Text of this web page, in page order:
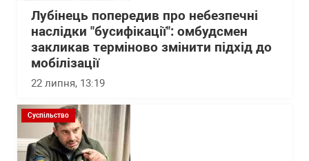
Лубінець попередив про небезпечні
наслідки "бусифікації": омбудсмен
закликав терміново змінити підхід до
мобілізації
22 липня, 13:19
Суспільство